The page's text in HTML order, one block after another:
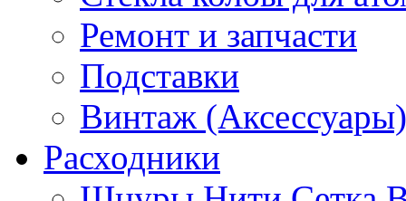
Ремонт и запчасти
Подставки
Винтаж (Аксессуары)
Расходники